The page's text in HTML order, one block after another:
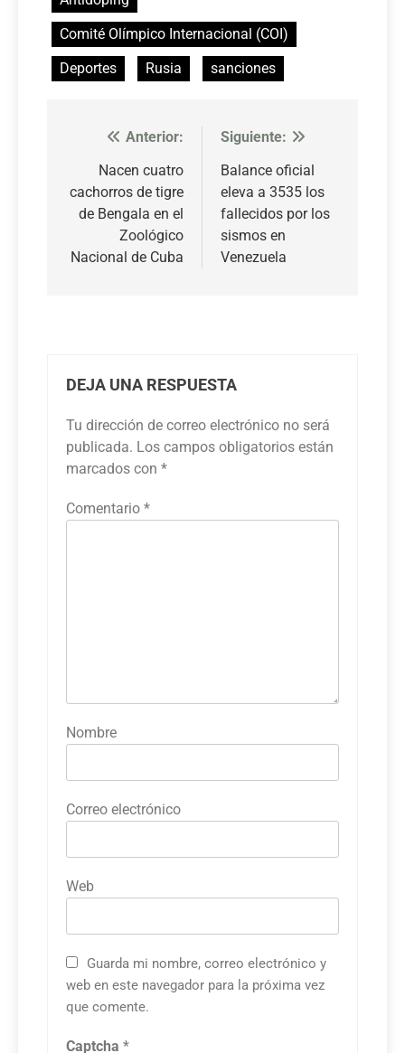
Comité Olímpico Internacional (COI)
Deportes
Rusia sanciones
Navegación
entradas
Anterior:
Nacen cuatro
cachorros de tigre
de Bengala en el
Zoológico
Nacional de Cuba
Siguiente:
Balance oficial
eleva a 3535 los
fallecidos por los
sismos en
Venezuela
DEJA UNA RESPUESTA
Tu dirección de correo electrónico no será
publicada. Los campos obligatorios están
marcados con *
Comentario *
Nombre
Correo electrónico
Web
Guarda mi nombre, correo electrónico y
web en este navegador para la próxima vez
que comente.
Captcha *